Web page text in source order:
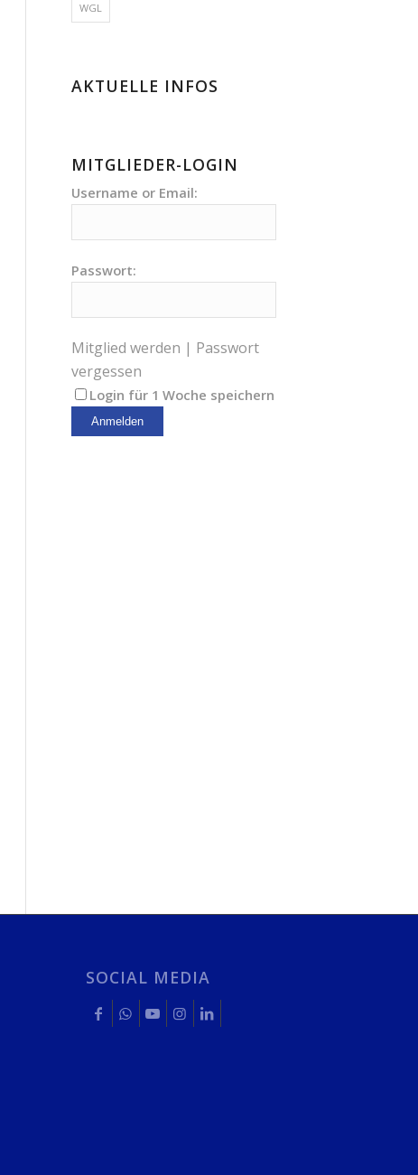
WGL
AKTUELLE INFOS
MITGLIEDER-LOGIN
Username or Email:
Passwort:
Mitglied werden | Passwort
vergessen
Login für 1 Woche speichern
SOCIAL MEDIA